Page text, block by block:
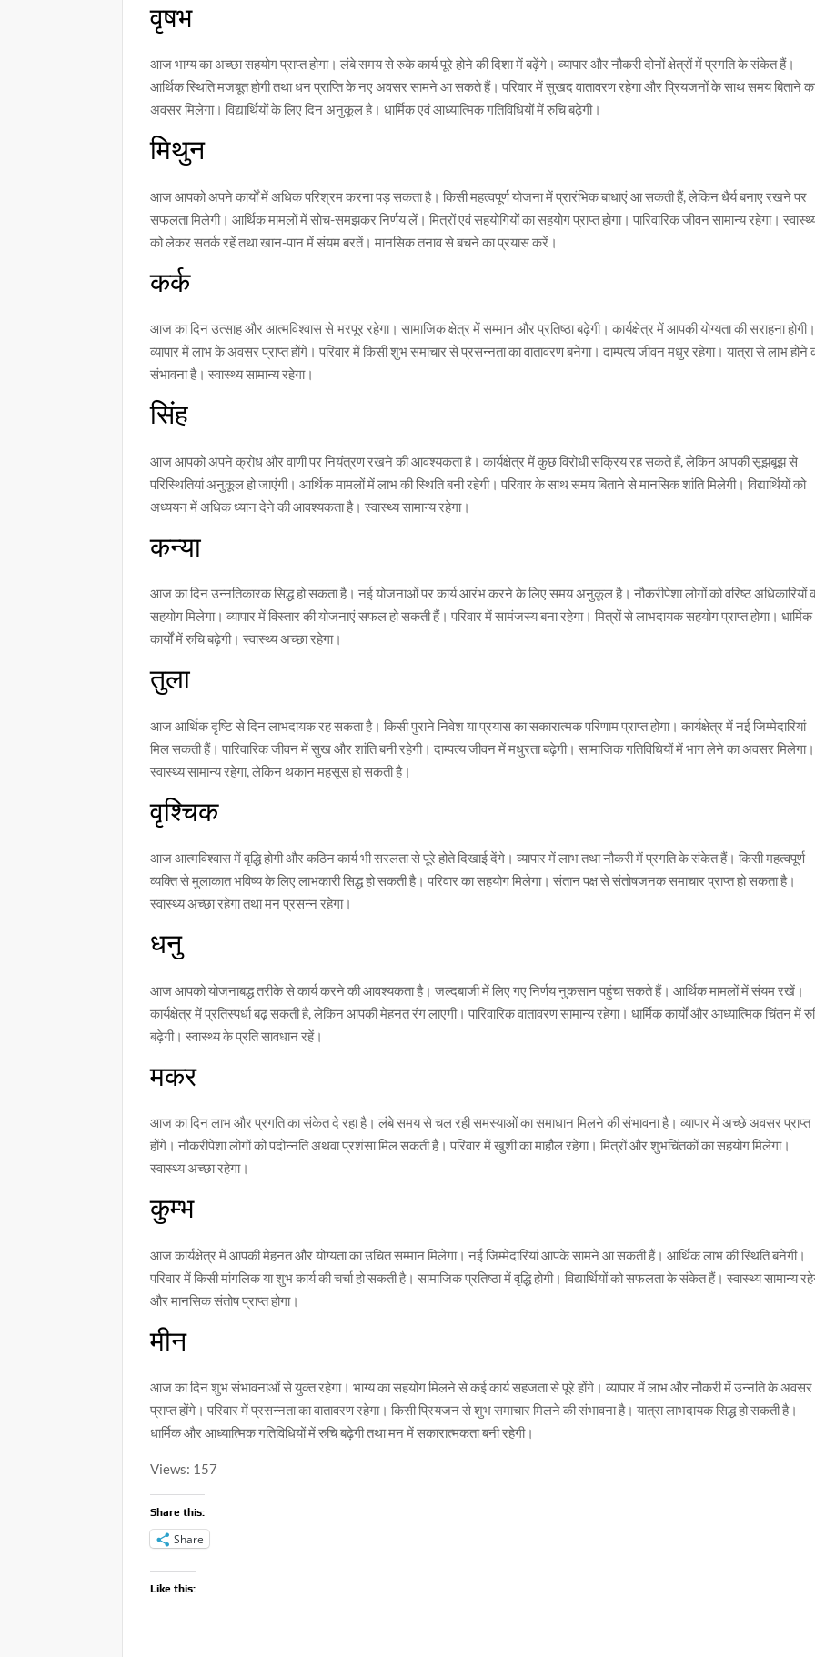
वृषभ
आज भाग्य का अच्छा सहयोग प्राप्त होगा। लंबे समय से रुके कार्य पूरे होने की दिशा में बढ़ेंगे। व्यापार और नौकरी दोनों क्षेत्रों में प्रगति के संकेत हैं।
आर्थिक स्थिति मजबूत होगी तथा धन प्राप्ति के नए अवसर सामने आ सकते हैं। परिवार में सुखद वातावरण रहेगा और प्रियजनों के साथ समय बिताने
अवसर मिलेगा। विद्यार्थियों के लिए दिन अनुकूल है। धार्मिक एवं आध्यात्मिक गतिविधियों में रुचि बढ़ेगी।
मिथुन
आज आपको अपने कार्यों में अधिक परिश्रम करना पड़ सकता है। किसी महत्वपूर्ण योजना में प्रारंभिक बाधाएं आ सकती हैं, लेकिन धैर्य बनाए रखने पर
सफलता मिलेगी। आर्थिक मामलों में सोच-समझकर निर्णय लें। मित्रों एवं सहयोगियों का सहयोग प्राप्त होगा। पारिवारिक जीवन सामान्य रहेगा।
को लेकर सतर्क रहें तथा खान-पान में संयम बरतें। मानसिक तनाव से बचने का प्रयास करें।
कर्क
आज का दिन उत्साह और आत्मविश्वास से भरपूर रहेगा। सामाजिक क्षेत्र में सम्मान और प्रतिष्ठा बढ़ेगी। कार्यक्षेत्र में आपकी योग्यता की सराहना
व्यापार में लाभ के अवसर प्राप्त होंगे। परिवार में किसी शुभ समाचार से प्रसन्नता का वातावरण बनेगा। दाम्पत्य जीवन मधुर रहेगा। यात्रा से लाभ होने
संभावना है। स्वास्थ्य सामान्य रहेगा।
सिंह
आज आपको अपने क्रोध और वाणी पर नियंत्रण रखने की आवश्यकता है। कार्यक्षेत्र में कुछ विरोधी सक्रिय रह सकते हैं, लेकिन आपकी सूझबूझ से
परिस्थितियां अनुकूल हो जाएंगी। आर्थिक मामलों में लाभ की स्थिति बनी रहेगी। परिवार के साथ समय बिताने से मानसिक शांति मिलेगी। विद्यार्थियों को
अध्ययन में अधिक ध्यान देने की आवश्यकता है। स्वास्थ्य सामान्य रहेगा।
कन्या
आज का दिन उन्नतिकारक सिद्ध हो सकता है। नई योजनाओं पर कार्य आरंभ करने के लिए समय अनुकूल है। नौकरीपेशा लोगों को वरिष्ठ अधिकारियों
सहयोग मिलेगा। व्यापार में विस्तार की योजनाएं सफल हो सकती हैं। परिवार में सामंजस्य बना रहेगा। मित्रों से लाभदायक सहयोग प्राप्त होगा। धार्मिक
कार्यों में रुचि बढ़ेगी। स्वास्थ्य अच्छा रहेगा।
तुला
आज आर्थिक दृष्टि से दिन लाभदायक रह सकता है। किसी पुराने निवेश या प्रयास का सकारात्मक परिणाम प्राप्त होगा। कार्यक्षेत्र में नई जिम्मेदारियां
मिल सकती हैं। पारिवारिक जीवन में सुख और शांति बनी रहेगी। दाम्पत्य जीवन में मधुरता बढ़ेगी। सामाजिक गतिविधियों में भाग लेने का अवसर मिलेगा।
स्वास्थ्य सामान्य रहेगा, लेकिन थकान महसूस हो सकती है।
वृश्चिक
आज आत्मविश्वास में वृद्धि होगी और कठिन कार्य भी सरलता से पूरे होते दिखाई देंगे। व्यापार में लाभ तथा नौकरी में प्रगति के संकेत हैं। किसी महत्वपूर्ण
व्यक्ति से मुलाकात भविष्य के लिए लाभकारी सिद्ध हो सकती है। परिवार का सहयोग मिलेगा। संतान पक्ष से संतोषजनक समाचार प्राप्त हो सकता है।
स्वास्थ्य अच्छा रहेगा तथा मन प्रसन्न रहेगा।
धनु
आज आपको योजनाबद्ध तरीके से कार्य करने की आवश्यकता है। जल्दबाजी में लिए गए निर्णय नुकसान पहुंचा सकते हैं। आर्थिक मामलों में संयम रखें।
कार्यक्षेत्र में प्रतिस्पर्धा बढ़ सकती है, लेकिन आपकी मेहनत रंग लाएगी। पारिवारिक वातावरण सामान्य रहेगा। धार्मिक कार्यों और आध्यात्मिक चिंतन में
बढ़ेगी। स्वास्थ्य के प्रति सावधान रहें।
मकर
आज का दिन लाभ और प्रगति का संकेत दे रहा है। लंबे समय से चल रही समस्याओं का समाधान मिलने की संभावना है। व्यापार में अच्छे अवसर प्राप्त
होंगे। नौकरीपेशा लोगों को पदोन्नति अथवा प्रशंसा मिल सकती है। परिवार में खुशी का माहौल रहेगा। मित्रों और शुभचिंतकों का सहयोग मिलेगा।
स्वास्थ्य अच्छा रहेगा।
कुम्भ
आज कार्यक्षेत्र में आपकी मेहनत और योग्यता का उचित सम्मान मिलेगा। नई जिम्मेदारियां आपके सामने आ सकती हैं। आर्थिक लाभ की स्थिति बनेगी।
परिवार में किसी मांगलिक या शुभ कार्य की चर्चा हो सकती है। सामाजिक प्रतिष्ठा में वृद्धि होगी। विद्यार्थियों को सफलता के संकेत हैं। स्वास्थ्य सामान्य
और मानसिक संतोष प्राप्त होगा।
मीन
आज का दिन शुभ संभावनाओं से युक्त रहेगा। भाग्य का सहयोग मिलने से कई कार्य सहजता से पूरे होंगे। व्यापार में लाभ और नौकरी में उन्नति के अवसर
प्राप्त होंगे। परिवार में प्रसन्नता का वातावरण रहेगा। किसी प्रियजन से शुभ समाचार मिलने की संभावना है। यात्रा लाभदायक सिद्ध हो सकती है।
धार्मिक और आध्यात्मिक गतिविधियों में रुचि बढ़ेगी तथा मन में सकारात्मकता बनी रहेगी।
Views: 157
Share this:
Share
Like this: